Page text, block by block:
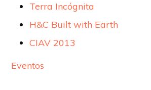
Terra Incógnita
H&C Built with Earth
CIAV 2013
Eventos